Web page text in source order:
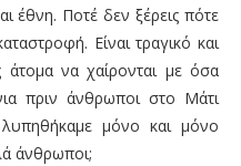
έθνη. Ποτέ δεν ξέρεις πότε
Είναι τραγικό και
άτομα να χαίρονται με όσα
πριν άνθρωποι στο Μάτι
μόνο και μόνο
άνθρωποι;